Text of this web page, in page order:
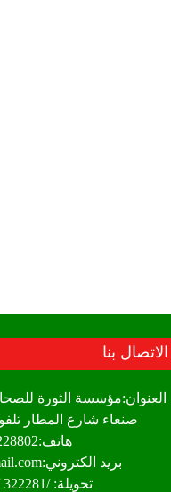
الاتصال بنا
العنوان:مؤسسة الثورة
هاتف:777228802
بريد الكتروني:alrryada@gmail.com
تحويلة: /322281 /330114